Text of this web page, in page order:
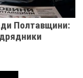
Полтавщини: